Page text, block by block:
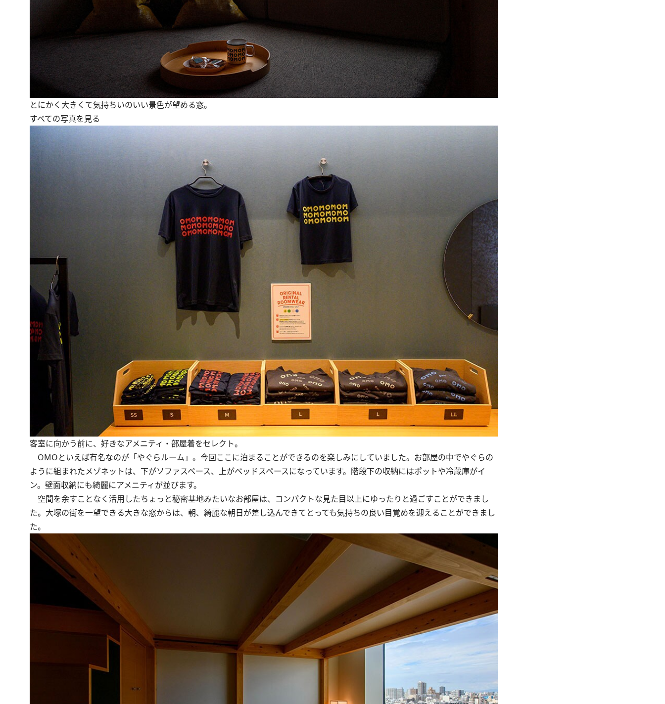
とにかく大きくて気持ちいのいい景色が望める窓。
すべての写真を見る
客室に向かう前に、好きなアメニティ・部屋着をセレクト。
OMOといえば有名なのが「やぐらルーム」。今回ここに泊まることができるのを楽しみにしていました。お部屋の中でやぐらの
ように組まれたメゾネットは、下がソファスペース、上がベッドスペースになっています。階段下の収納にはポットや冷蔵庫がイ
ン。壁面収納にも綺麗にアメニティが並びます。
空間を余すことなく活用したちょっと秘密基地みたいなお部屋は、コンパクトな見た目以上にゆったりと過ごすことができまし
た。大塚の街を一望できる大きな窓からは、朝、綺麗な朝日が差し込んできてとっても気持ちの良い目覚めを迎えることができまし
た。